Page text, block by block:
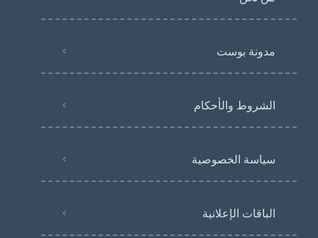
مدونة بوست
الشروط والأحكام
سياسة الخصوصية
الباقات الإعلانية